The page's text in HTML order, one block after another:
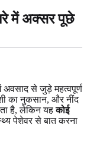
में अक्सर पूछे
अवसाद से जुड़े महत्वपूर्ण
का नुकसान, और नींद
है, लेकिन यहकोई
पेशेवर से बात करना